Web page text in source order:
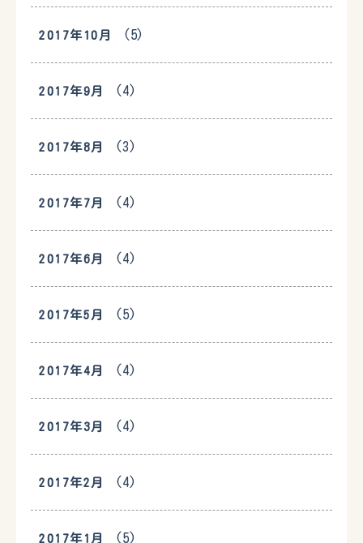
2017年10月 (5)
2017年9月 (4)
2017年8月 (3)
2017年7月 (4)
2017年6月 (4)
2017年5月 (5)
2017年4月 (4)
2017年3月 (4)
2017年2月 (4)
2017年1月 (5)